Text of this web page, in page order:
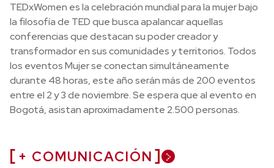
TEDxWomen es la celebración mundial para la mujer bajo
la filosofía de TED que busca apalancar aquellas
conferencias que destacan su poder creador y
transformador en sus comunidades y territorios. Todos
los eventos Mujer se conectan simultáneamente
durante 48 horas, este año serán más de 200 eventos
entre el 2 y 3 de noviembre. Se espera que al evento en
Bogotá, asistan aproximadamente 2.500 personas.
+ COMUNICACIÓN